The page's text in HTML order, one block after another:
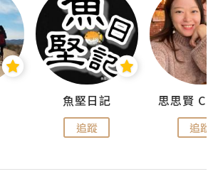
魚堅日記
追蹤 追蹤